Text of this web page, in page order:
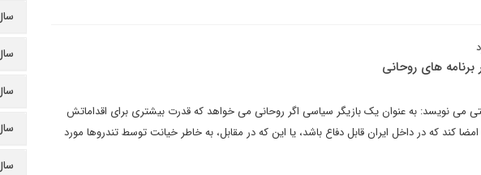
برنامه های روحانی
می نویسد: به عنوان یک بازیگر سیاسی اگر روحانی می خواهد که قدرت بیشتری برای اقداماتش
امضا کند که در داخل ایران قابل دفاع باشد، یا این که در مقابل، به خاطر خیانت توسط تندروها مورد
سال ۱۳۹۶
سال ۱۳۹۵
سال
سال
سال ۱۳۹۲